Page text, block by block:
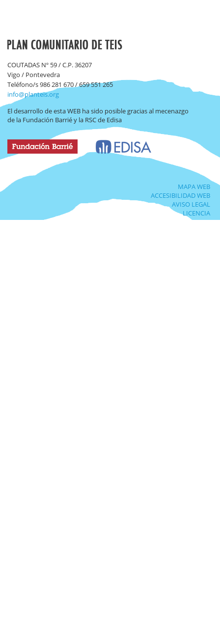
COUTADAS Nº 59 / C.P. 36207
Vigo / Pontevedra
Teléfono/s 986 281 670 / 659 551 265
info@planteis.org
El desarrollo de esta WEB ha sido posible gracias al mecenazgo
de la Fundación Barrié y la RSC de Edisa
MAPA WEB
ACCESIBILIDAD WEB
AVISO LEGAL
LICENCIA